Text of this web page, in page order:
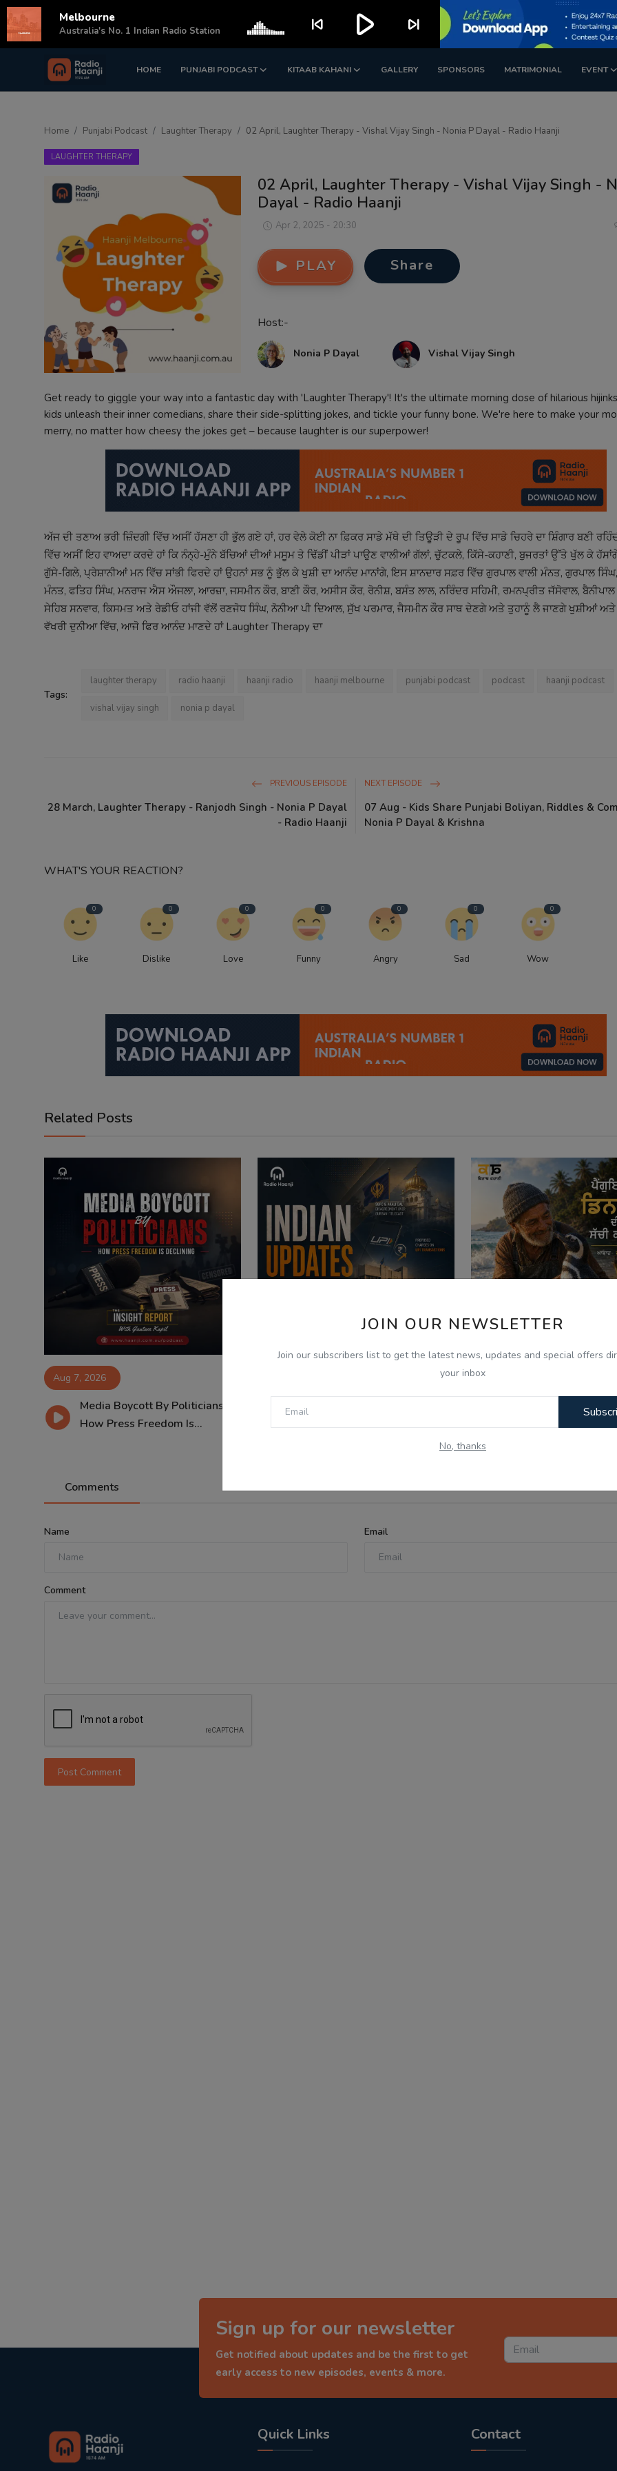
HOME PUNJABI PODCAST KITAAB KAHANI GALLERY SPONSORS MATRIMONIAL EVENT
Login Register
Punjabi Podcast
Matrimonial
Contact
JOIN OUR NEWSLETTER
Join our subscribers list to get the latest news, updates and special offers
your inbox
No, thanks
Home Punjabi Podcast Laughter Therapy 02 April, Laughter Therapy - Vishal Vijay Singh - Nonia P Dayal - Radio Haanji
LAUGHTER THERAPY
02 April, Laughter Therapy - Vishal Vijay Singh -
Dayal - Radio Haanji
Apr 2, 2025 - 20:30
PLAY Share
Host:-
Nonia P Dayal Vishal Vijay Singh
Get ready to giggle your way into a fantastic day with 'Laughter Therapy'! It's the ultimate morning dose of hilarious
kids unleash their inner comedians, share their side-splitting jokes, and tickle your funny bone. We're here to make your
merry, no matter how cheesy the jokes get – because laughter is our superpower!
ਅੱਜ ਦੀ ਤਣਾਅ ਭਰੀ ਜ਼ਿੰਦਗੀ ਵਿੱਚ ਅਸੀਂ ਹੱਸਣਾ ਹੀ ਭੁੱਲ ਗਏ ਹਾਂ, ਹਰ ਵੇਲੇ ਕੋਈ ਨਾ ਫ਼ਿਕਰ ਸਾਡੇ ਮੱਥੇ ਦੀ ਤਿਊੜੀ ਦੇ ਰੂਪ ਵਿੱਚ ਸਾਡੇ ਚਿਹਰੇ ਦਾ ਸ਼ਿੰਗਾਰ ਬਣੀ
ਵਿੱਚ ਅਸੀਂ ਇਹ ਵਾਅਦਾ ਕਰਦੇ ਹਾਂ ਕਿ ਨੰਨ੍ਹੇ-ਮੁੰਨੇ ਬੱਚਿਆਂ ਦੀਆਂ ਮਸੂਮ ਤੇ ਢਿੱਡੀਂ ਪੀੜਾਂ ਪਾਉਣ ਵਾਲੀਆਂ ਗੱਲਾਂ, ਚੁੱਟਕਲੇ, ਕਿੱਸੇ-ਕਹਾਣੀ, ਬੁਜਰਤਾਂ ਉੱਤੇ ਖੁੱਲ ਕੇ
ਗੁੱਸੇ-ਗਿਲੇ, ਪ੍ਰੇਸ਼ਾਨੀਆਂ ਮਨ ਵਿੱਚ ਸਾਂਭੀ ਫਿਰਦੇ ਹਾਂ ਉਹਨਾਂ ਸਭ ਨੂੰ ਭੁੱਲ ਕੇ ਖੁਸ਼ੀ ਦਾ ਆਨੰਦ ਮਾਨਾਂਗੇ, ਇਸ ਸ਼ਾਨਦਾਰ ਸਫ਼ਰ ਵਿੱਚ ਗੁਰਪਾਲ ਵਾਲੀ ਮੰਨਤ, ਗੁਰਪਾਲ
ਮੰਨਤ, ਫਤਿਹ ਸਿੰਘ, ਮਨਰਾਜ ਐਸ ਔਜਲਾ, ਆਰਜ਼ਾ, ਜਸਮੀਨ ਕੌਰ, ਬਾਣੀ ਕੌਰ, ਅਸੀਸ ਕੌਰ, ਰੋਨੀਸ਼, ਬਸੰਤ ਲਾਲ, ਨਰਿੰਦਰ ਸਹਿਮੀ, ਰਮਨਪ੍ਰੀਤ ਜੱਸੋਵਾਲ,
ਸੇਹਿਬ ਸਨਵਾਰ, ਕਿਸਮਤ ਅਤੇ ਰੇਡੀਓ ਹਾਂਜੀ ਵੱਲੋਂ ਰਣਜੋਧ ਸਿੰਘ, ਨੋਨੀਆ ਪੀ ਦਿਆਲ, ਸੁੱਖ ਪਰਮਾਰ, ਜੈਸਮੀਨ ਕੌਰ ਸਾਥ ਦੇਣਗੇ ਅਤੇ ਤੁਹਾਨੂੰ ਲੈ ਜਾਣਗੇ ਖੁਸ਼ੀਆਂ
ਵੱਖਰੀ ਦੁਨੀਆ ਵਿੱਚ, ਆਜੋ ਫਿਰ ਆਨੰਦ ਮਾਣਦੇ ਹਾਂ Laughter Therapy ਦਾ
Tags:
laughter therapy radio haanji haanji radio haanji melbourne punjabi podcast podcast haanji podcast
vishal vijay singh nonia p dayal
PREVIOUS EPISODE
28 March, Laughter Therapy - Ranjodh Singh - Nonia P Dayal
- Radio Haanji
NEXT EPISODE
07 Aug - Kids Share Punjabi Boliyan, Riddles &
Nonia P Dayal & Krishna
WHAT'S YOUR REACTION?
0
Like
0
Dislike
0
Love
0
Funny
0
Angry
0
Sad
0
Wow
Related Posts
Aug 7, 2026
Media Boycott By Politicians:
How Press Freedom Is...
07 Aug - Indian Updates -
SGPC Gurbani Telecast Di...
Aug 7, 2026
ਪੈਂਗੁਇਨ ਡਿਨਡਿਮ ਦੀ ਸੱਚੀ
Punjabi Audio Kahan...
Comments
Name Email
Comment
Post Comment
Sign up for our newsletter
Get notified about updates and be the first to get
early access to new episodes, events & more.
Quick Links Contact
Melbourne
Australia's No. 1 Indian Radio Station skip_previous play_arrow skip_next